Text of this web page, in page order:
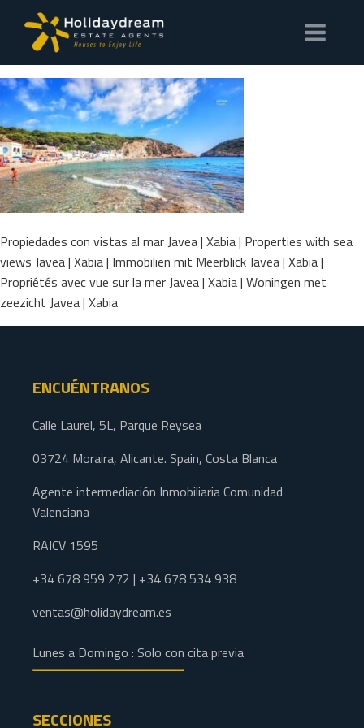
Propiedades con vistas al mar Javea | Xabia | Properties with sea
views Javea | Xabia | Immobilien mit Meerblick Javea | Xabia |
Propriétés avec vue sur la mer Javea | Xabia | Woningen met
zeezicht Javea | Xabia
ENCUÉNTRANOS
Calle Laurel, 5L, Parque Reysea
03724 Moraira, Alicante. Spain, Costa Blanca
Agente intermediación Inmobiliaria Comunidad
Valenciana
RAICV 1595
+34 678 959 272 | +34 678 534 938
ventas@holidaydream.es
Lunes a Domingo : Solo con cita previa
SECCIONES